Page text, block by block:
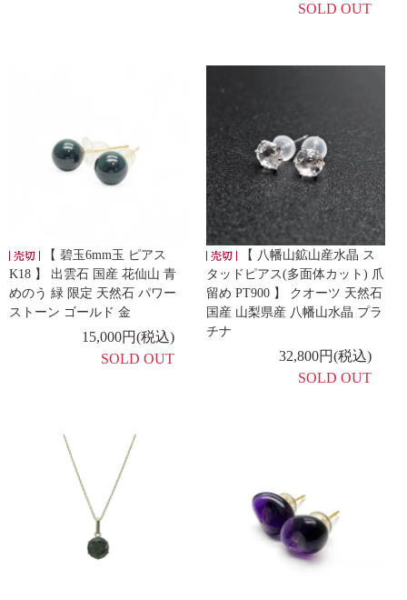
SOLD OUT
【 碧玉6mm玉 ピアス
K18 】 出雲石 国産 花仙山 青
めのう 緑 限定 天然石 パワー
ストーン ゴールド 金
15,000円(税込)
SOLD OUT
【 八幡山鉱山産水晶 ス
タッドピアス(多面体カット) 爪
留め PT900 】 クオーツ 天然石
国産 山梨県産 八幡山水晶 プラ
チナ
32,800円(税込)
SOLD OUT